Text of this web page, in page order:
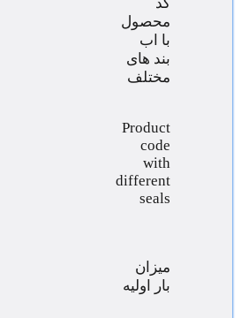
کد
محصول
با اب
بند های
مختلف
Product
code
with
different
seals
میزان
بار اولیه